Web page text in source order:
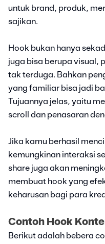
untuk brand, produk,
sajikan.
Hook bukan hanya
juga bisa berupa visual,
tak terduga. Bahkan
yang familiar bisa jadi
Tujuannya jelas, yaitu
scroll dan penasaran
Jika kamu berhasil
kemungkinan interaksi
share juga akan
membuat hook yang
keharusan bagi para
Contoh Hook
Berikut adalah bebera